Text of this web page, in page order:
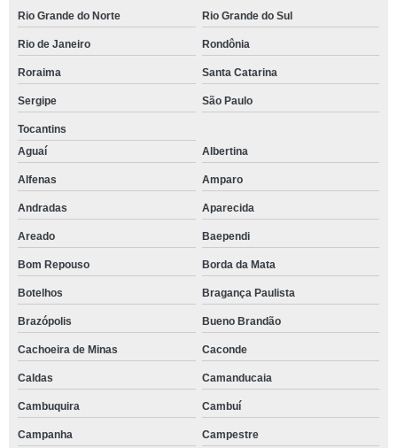
Rio Grande do Norte Rio Grande do Sul
Rio de Janeiro Rondônia
Roraima Santa Catarina
Sergipe São Paulo
Tocantins
Aguaí
Albertina
Alfenas Amparo
Andradas Aparecida
Areado Baependi
Bom Repouso Borda da Mata
Botelhos Bragança Paulista
Brazópolis Bueno Brandão
Cachoeira de Minas Caconde
Caldas Camanducaia
Cambuquira Cambuí
Campanha Campestre